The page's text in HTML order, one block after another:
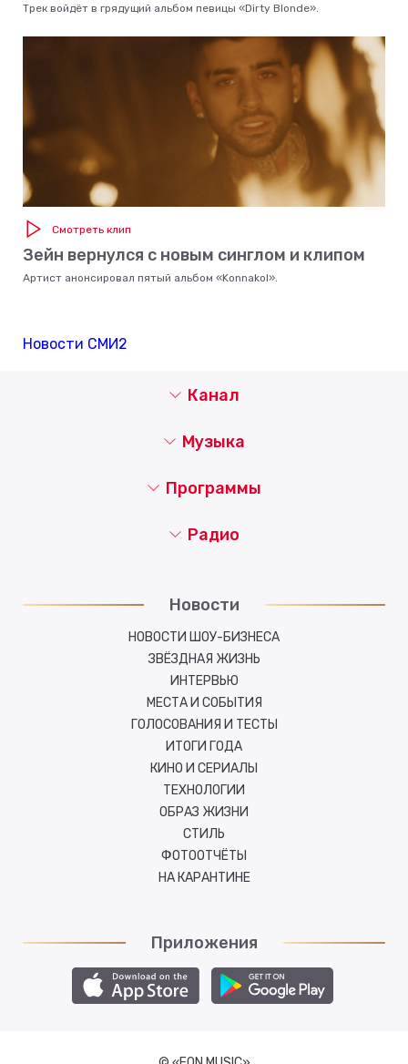
Трек войдёт в грядущий альбом певицы «Dirty Blonde».
Смотреть клип
Зейн вернулся с новым синглом и клипом
Артист анонсировал пятый альбом «Konnakol».
Новости СМИ2
Канал
Музыка
Новости
НОВОСТИ ШОУ-БИЗНЕСА
ЗВЁЗДНАЯ ЖИЗНЬ
ИНТЕРВЬЮ
МЕСТА И СОБЫТИЯ
ГОЛОСОВАНИЯ И ТЕСТЫ
ИТОГИ ГОДА
КИНО И СЕРИАЛЫ
ТЕХНОЛОГИИ
ОБРАЗ ЖИЗНИ
СТИЛЬ
ФОТООТЧЁТЫ
НА КАРАНТИНЕ
Программы
Радио
Приложения